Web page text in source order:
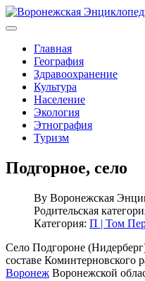
Главная
География
Здравоохранение
Культура
Население
Экология
Этнография
Туризм
Подгорное, село
By Воронежская
Родительская
Категория: П | Том
Село Подгороне
составе Коминтерновского
Воронеж Воронежской